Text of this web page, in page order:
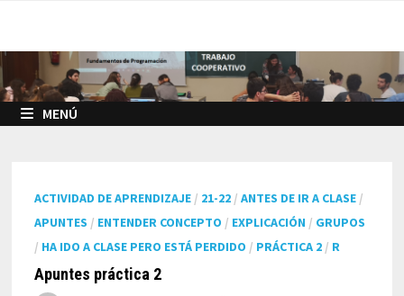
contenido
MENÚ
ACTIVIDAD DE APRENDIZAJE / 21-22 /ANTES DE IR A CLASE /
APUNTES / ENTENDER CONCEPTO / EXPLICACIÓN / GRUPOS
/ HA IDO A CLASE PERO ESTÁ PERDIDO / PRÁCTICA 2 / R
Apuntes práctica 2